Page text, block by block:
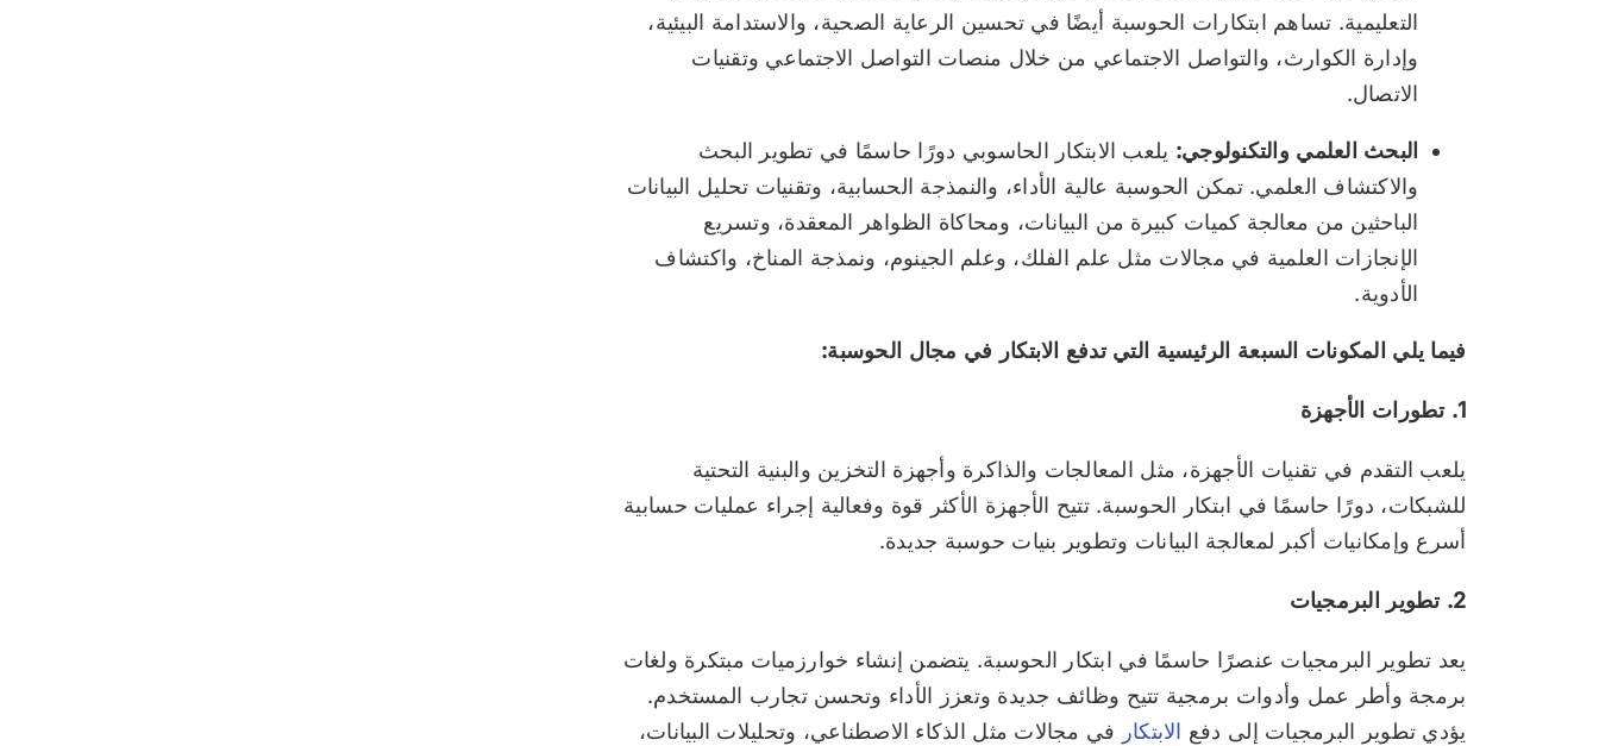
التعليمية. تساهم ابتكارات الحوسبة أيضًا في تحسين الرعاية الصحية، والاستدامة البيئية،
وإدارة الكوارث، والتواصل الاجتماعي من خلال منصات التواصل الاجتماعي وتقنيات
الاتصال.
البحث العلمي والتكنولوجي: يلعب الابتكار الحاسوبي دورًا حاسمًا في تطوير البحث
والاكتشاف العلمي. تمكن الحوسبة عالية الأداء، والنمذجة الحسابية، وتقنيات تحليل البيانات
الباحثين من معالجة كميات كبيرة من البيانات، ومحاكاة الظواهر المعقدة، وتسريع
الإنجازات العلمية في مجالات مثل علم الفلك، وعلم الجينوم، ونمذجة المناخ، واكتشاف
الأدوية.
فيما يلي المكونات السبعة الرئيسية التي تدفع الابتكار في مجال الحوسبة:
1. تطورات الأجهزة
يلعب التقدم في تقنيات الأجهزة، مثل المعالجات والذاكرة وأجهزة التخزين والبنية التحتية
للشبكات، دورًا حاسمًا في ابتكار الحوسبة. تتيح الأجهزة الأكثر قوة وفعالية إجراء عمليات حسابية
أسرع وإمكانيات أكبر لمعالجة البيانات وتطوير بنيات حوسبة جديدة.
2. تطوير البرمجيات
يعد تطوير البرمجيات عنصرًا حاسمًا في ابتكار الحوسبة. يتضمن إنشاء خوارزميات مبتكرة ولغات
برمجة وأطر عمل وأدوات برمجية تتيح وظائف جديدة وتعزز الأداء وتحسن تجارب المستخدم.
يؤدي تطوير البرمجيات إلى دفع الابتكار في مجالات مثل الذكاء الاصطناعي، وتحليلات البيانات،